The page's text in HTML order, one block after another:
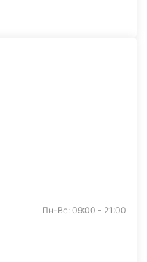
Пн-Вс: 09:00 - 21:00